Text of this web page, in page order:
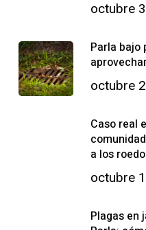
octubre
Parla bajo
octubre
Caso real
a los
octubre
Plagas en